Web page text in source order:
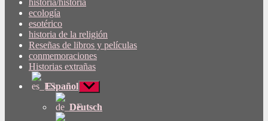
historia/historia
ecología
esotérico
historia de la religión
Reseñas de libros y películas
conmemoraciones
Historias extrañas
Español Mostrar
submenú
Deutsch